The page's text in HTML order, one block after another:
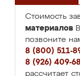
Стоимость
материалов
позвоните
8 (800) 511-
8 (926) 409-
рассчитает